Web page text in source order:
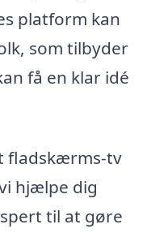
platform kan
som tilbyder
få en klar idé
fladskærms-tv
hjælpe dig
til at gøre